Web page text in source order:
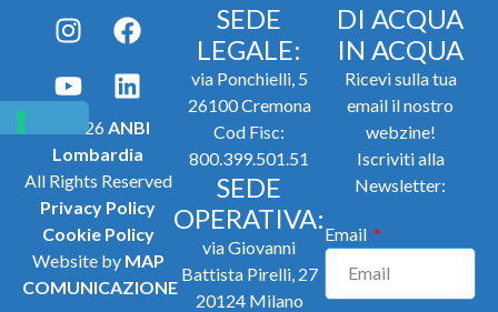
© 2026 ANBI
Lombardia
All Rights Reserved
Privacy Policy
Cookie Policy
Website by MAP
COMUNICAZIONE
SEDE
LEGALE:
via Ponchielli, 5
26100 Cremona
Cod Fisc:
800.399.501.51
SEDE
OPERATIVA:
via Giovanni
Battista Pirelli, 27
20124 Milano
DI ACQUA
IN ACQUA
Ricevi sulla tua
email il nostro
webzine!
Iscriviti alla
Newsletter:
Email